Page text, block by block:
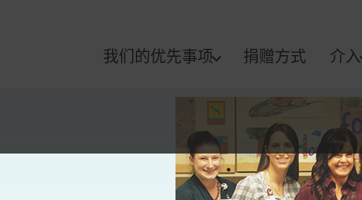
我们的优先事项 捐赠方式 介入